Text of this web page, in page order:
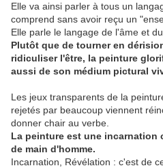
Elle va ainsi parler à tous un
comprend sans avoir reçu un
Elle parle le langage de l'âme et
Plutôt que de tourner en
ridiculiser l'être, la peinture
aussi de son médium pictural
Les jeux transparents de la
rejetés par beaucoup viennent
donner chair au verbe.
La peinture est une incarnation
de main d'homme.
Incarnation, Révélation : c'est de